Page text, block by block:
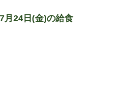
月24日(金)の給食